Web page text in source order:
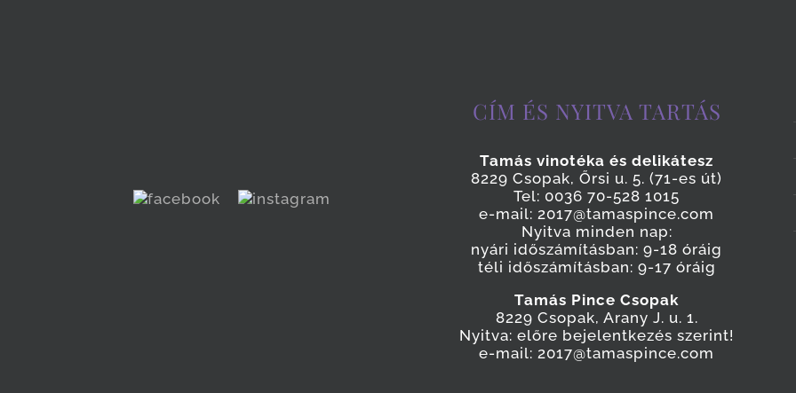
CÍM ÉS NYITVA TARTÁS
Tamás vinotéka és delikátesz
8229 Csopak, Őrsi u. 5. (71-es út)
Tel: 0036 70-528 1015
e-mail: 2017@tamaspince.com
Nyitva minden nap:
nyári időszámításban: 9-18 óráig
téli időszámításban: 9-17 óráig
Tamás Pince Csopak
8229 Csopak, Arany J. u. 1.
Nyitva: előre bejelentkezés szerint!
e-mail: 2017@tamaspince.com